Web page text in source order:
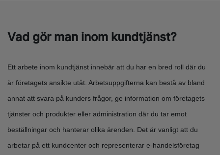
Vad gör man inom kundtjänst?
Ett arbete inom kundtjänst innebär att du har en bred roll där du
är företagets ansikte utåt. Arbetsuppgifterna kan bestå av bland
annat att svara på kunders frågor, ge information om företagets
tjänster och produkter eller administration där du tar emot
beställningar och hanterar olika ärenden. Det är vanligt att du
arbetar på ett kundcenter och representerar e-handelsföretag